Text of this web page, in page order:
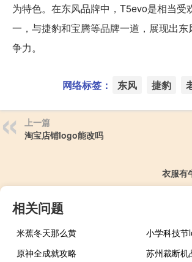
为特色。在东风品牌中，T5evo是相当受
一，与捷豹和宝腾等品牌一道，展现出
争力。
网络标签： 东风 捷豹
上一篇
淘宝店铺logo能改吗
衣服有
相关问题
米蕉冬天那么黄
小学科技节
原神全成就攻略
苏州裁断机